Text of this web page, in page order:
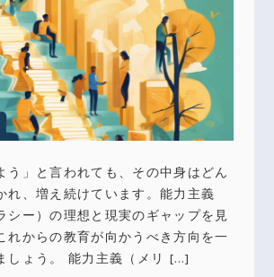
う」と言われても、その中身はどん
れ、増え続けています。能力主義
シー）の理想と現実のギャップを見
れからの教育が向かうべき方向を一
しょう。 能力主義（メリ […]